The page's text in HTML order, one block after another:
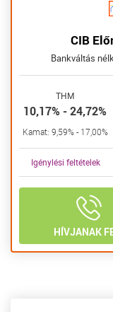
CIB
Bankváltás
THM
10,17% - 24,72%
Kamat: 9,59% - 17,00%
Igénylési feltételek
HÍVJANAK